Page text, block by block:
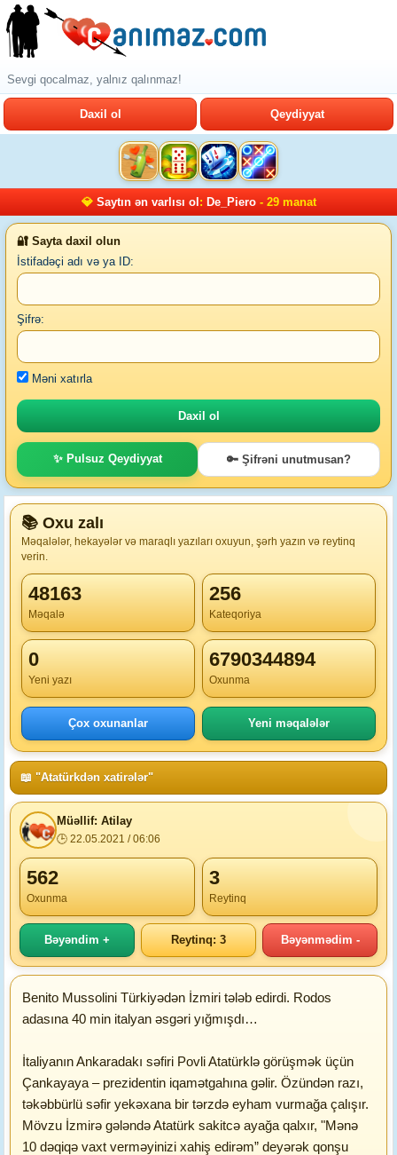
Sevgi qocalmaz, yalnız qalınmaz!
Daxil ol Qeydiyyat
💎 Saytın ən varlısı ol : De_Piero- 29 manat
🔐 Sayta daxil olun
İstifadəçi adı və ya ID:
Şifrə:
Məni xatırla
✨ Pulsuz Qeydiyyat 🔑 Şifrəni unutmusan?
📚 Oxu zalı
Məqalələr, hekayələr və maraqlı yazıları oxuyun, şərh yazın və reytinq
verin.
48163
Məqalə
256
Kateqoriya
0
Yeni yazı
6790344894
Oxunma
Çox oxunanlar Yeni məqalələr
📖 "Atatürkdən xatirələr"
Müəllif: Atilay
🕒 22.05.2021 / 06:06
562
Oxunma
3
Reytinq
Bəyəndim + Reytinq: 3 Bəyənmədim -
Benito Mussolini Türkiyədən İzmiri tələb edirdi. Rodos
adasına 40 min italyan əsgəri yığmışdı…
İtaliyanın Ankaradakı səfiri Povli Atatürklə görüşmək üçün
Çankayaya – prezidentin iqamətgahına gəlir. Özündən razı,
təkəbbürlü səfir yekəxana bir tərzdə eyham vurmağa çalışır.
Mövzu İzmirə gələndə Atatürk sakitcə ayağa qalxır, "Mənə
10 dəqiqə vaxt verməyinizi xahiş edirəm” deyərək qonşu